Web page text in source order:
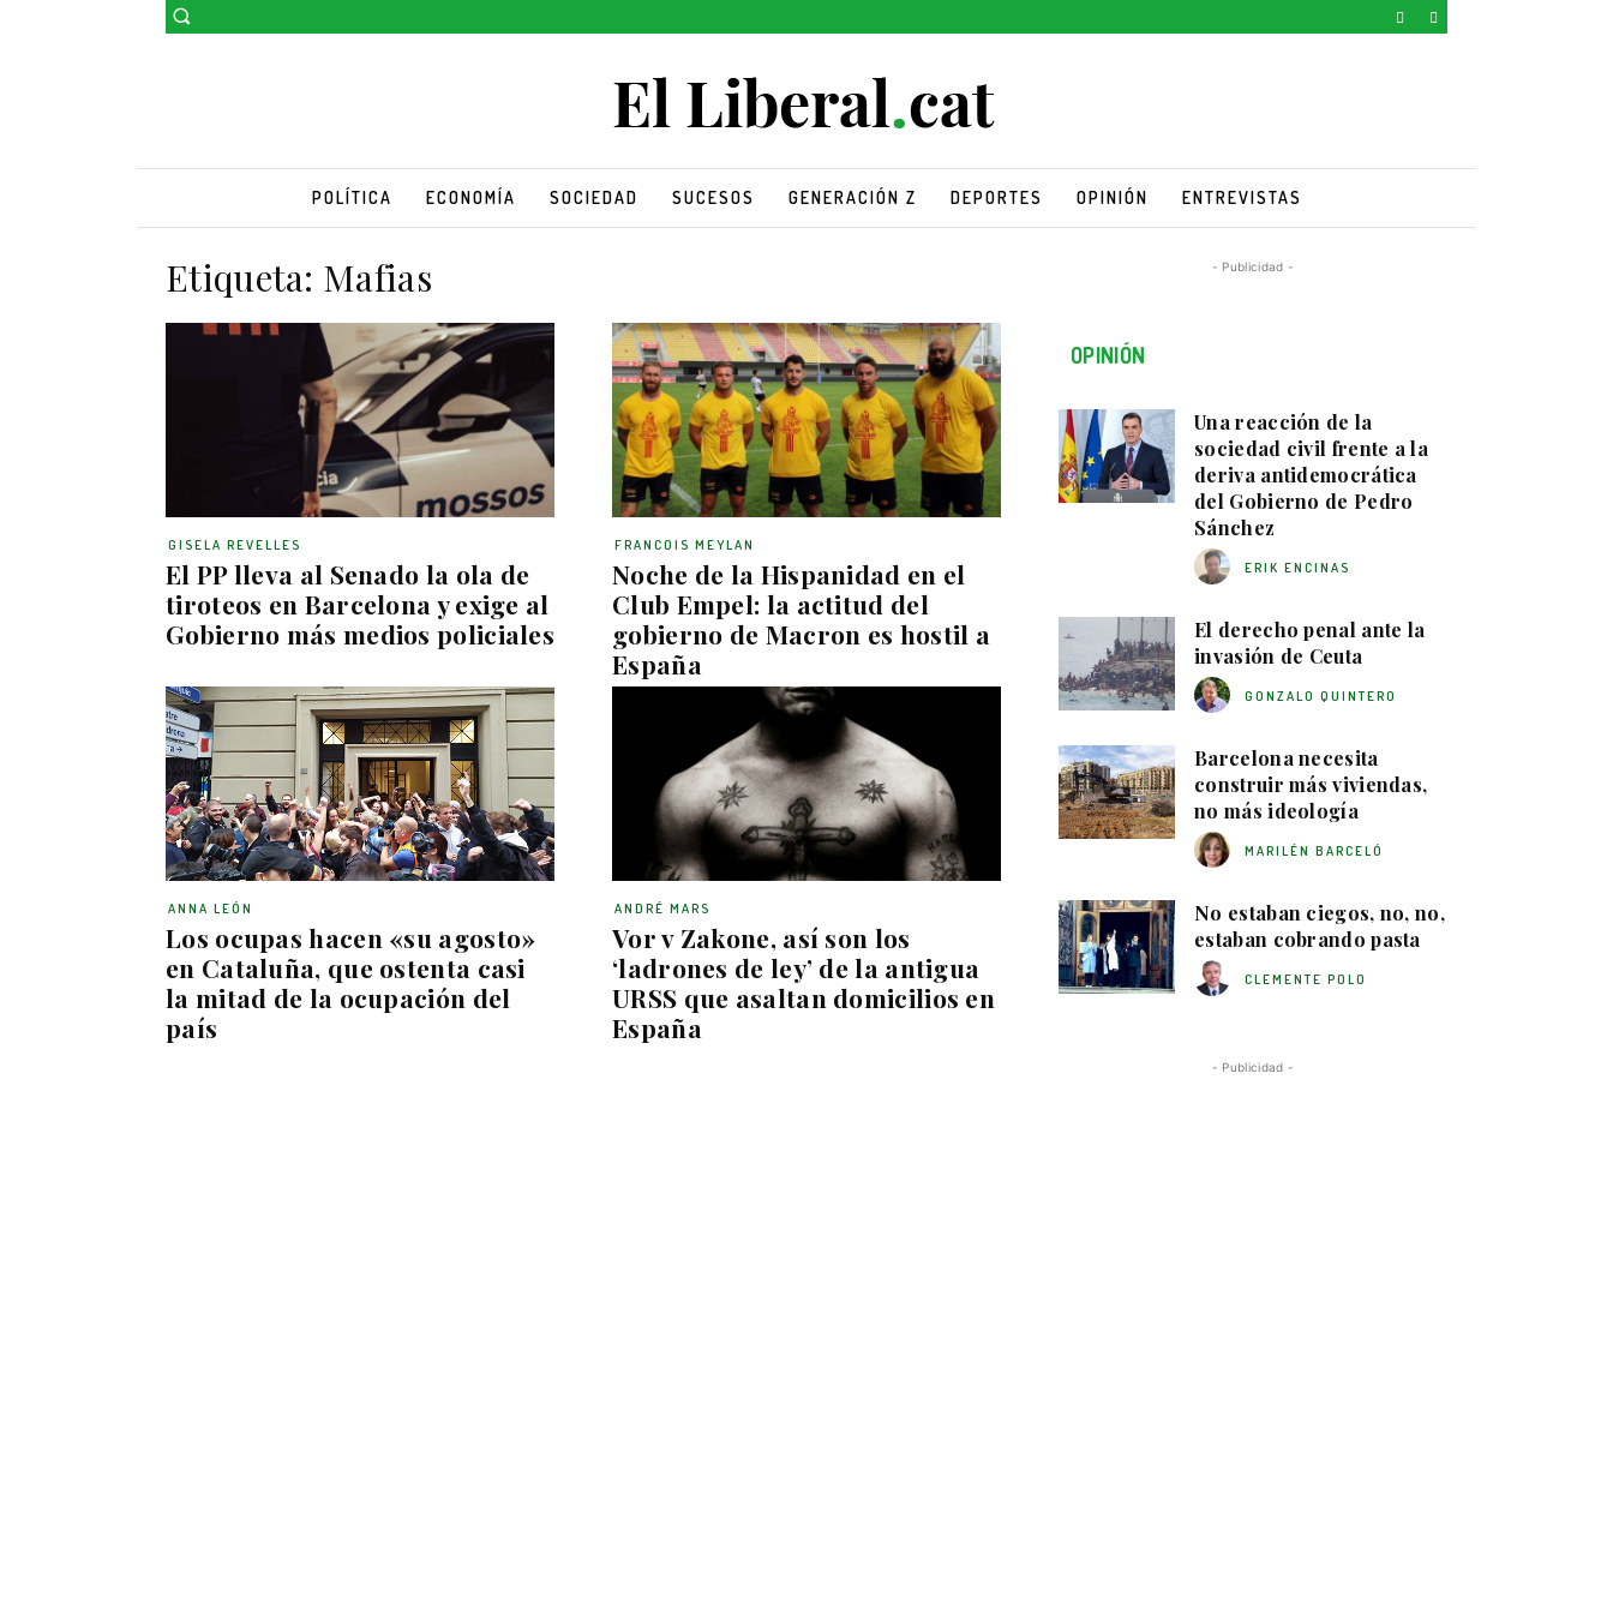
POLÍTICA ECONOMÍA SOCIEDAD SUCESOS GENERACIÓN Z DEPORTES OPINIÓN ENTREVISTAS
Etiqueta: Mafias
El PP lleva al Senado la ola de
tiroteos en Barcelona y exige al
Gobierno más medios policiales
GISELA REVELLES
Noche de la Hispanidad en el
Club Empel: la actitud del
gobierno de Macron es hostil a
España
FRANCOIS MEYLAN
Los ocupas hacen «su agosto»
en Cataluña, que ostenta casi
la mitad de la ocupación del
país
ANNA LEÓN
Vor v Zakone, así son los
‘ladrones de ley’ de la antigua
URSS que asaltan domicilios en
España
ANDRÉ MARS
- Publicidad -
OPINIÓN
Una reacción de la
sociedad civil frente a la
deriva antidemocrática
del Gobierno de Pedro
Sánchez
ERIK ENCINAS
El derecho penal ante la
invasión de Ceuta
GONZALO QUINTERO
Barcelona necesita
construir más viviendas,
no más ideología
MARILÉN BARCELÓ
No estaban ciegos, no, no,
estaban cobrando pasta
CLEMENTE POLO
- Publicidad -